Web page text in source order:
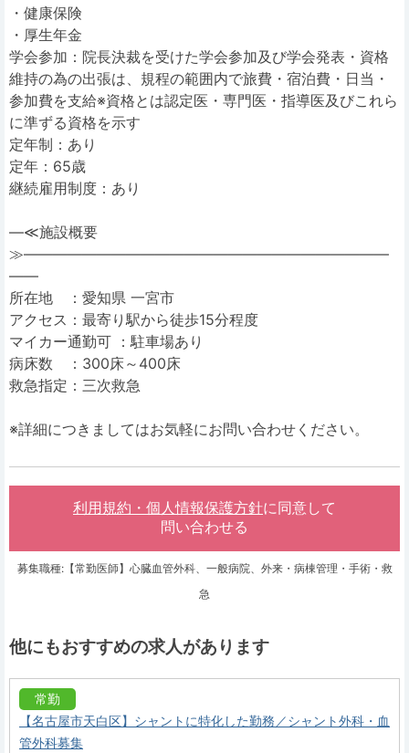
・健康保険
・厚生年金
学会参加：院長決裁を受けた学会参加及び学会発表・資格
維持の為の出張は、規程の範囲内で旅費・宿泊費・日当・
参加費を支給※資格とは認定医・専門医・指導医及びこれら
に準ずる資格を示す
定年制：あり
定年：65歳
継続雇用制度：あり
―≪施設概要
≫―――――――――――――――――――――――――
――
所在地 ：愛知県 一宮市
アクセス：最寄り駅から徒歩15分程度
マイカー通勤可 ：駐車場あり
病床数 ：300床～400床
救急指定：三次救急
※詳細につきましてはお気軽にお問い合わせください。
利用規約・個人情報保護方針に同意して
問い合わせる
募集職種:【常勤医師】心臓血管外科、一般病院、外来・病棟管理・手術・救
急
他にもおすすめの求人があります
常勤
【名古屋市天白区】シャントに特化した勤務／シャント外科・血
管外科募集